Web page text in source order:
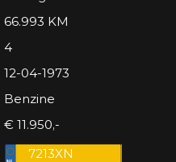
66.993 KM
4
12-04-1973
Benzine
€ 11.950,-
7213XN